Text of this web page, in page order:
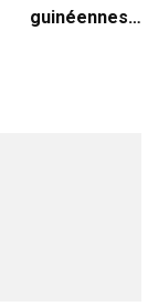
guinéennes…